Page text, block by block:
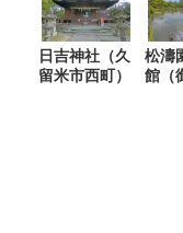
日吉神社（久
留米市西町）
松濤
館（